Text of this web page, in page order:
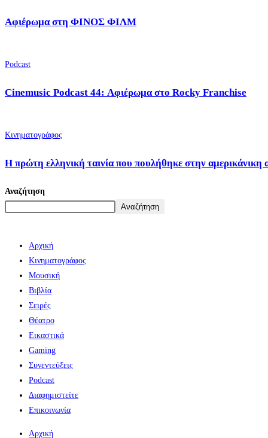
Αφιέρωμα στη ΦΙΝΟΣ ΦΙΛΜ
Podcast
Cinemusic Podcast 44: Αφιέρωμα στο Rocky Franchise
Κινηματογράφος
Η πρώτη ελληνική ταινία που πουλήθηκε στην αμερικάνικη
Αναζήτηση
Αναζήτηση
Αρχική
Κινηματογράφος
Μουσική
Βιβλία
Σειρές
Θέατρο
Εικαστικά
Gaming
Συνεντεύξεις
Podcast
Διαφημιστείτε
Επικοινωνία
Αρχική